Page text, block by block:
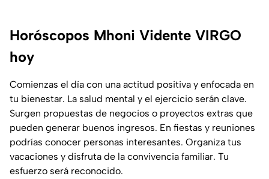
Horóscopos Mhoni Vidente VIRGO
hoy
Comienzas el día con una actitud positiva y enfocada en
tu bienestar. La salud mental y el ejercicio serán clave.
Surgen propuestas de negocios o proyectos extras que
pueden generar buenos ingresos. En fiestas y reuniones
podrías conocer personas interesantes. Organiza tus
vacaciones y disfruta de la convivencia familiar. Tu
esfuerzo será reconocido.